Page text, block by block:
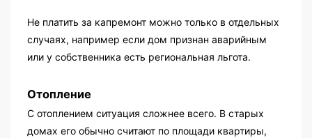
Не платить за капремонт можно только в отдельных
случаях, например если дом признан аварийным
или у собственника есть региональная льгота.
Отопление
С отоплением ситуация сложнее всего. В старых
домах его обычно считают по площади квартиры,